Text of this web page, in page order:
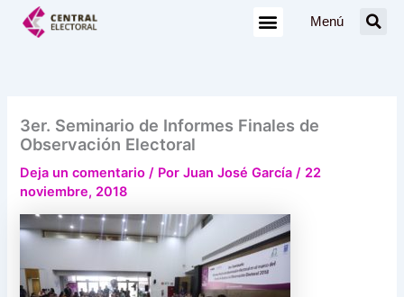
Menú
3er. Seminario de Informes Finales de
Observación Electoral
Deja un comentario / PorJuan José García/ 22
noviembre, 2018